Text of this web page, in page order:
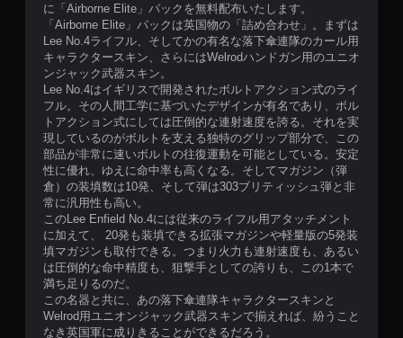
に「Airborne Elite」パックを無料配布いたします。
「Airborne Elite」パックは英国物の「詰め合わせ」。まずは
Lee No.4ライフル、そしてかの有名な落下傘連隊のカール用
キャラクタースキン、さらにはWelrodハンドガン用のユニオ
ンジャック武器スキン。
Lee No.4はイギリスで開発されたボルトアクション式のライ
フル。その人間工学に基づいたデザインが有名であり、ボル
トアクション式にしては圧倒的な連射速度を誇る。それを実
現しているのがボルトを支える独特のグリップ部分で、この
部品が非常に速いボルトの往復運動を可能としている。安定
性に優れ、ゆえに命中率も高くなる。そしてマガジン（弾
倉）の装填数は10発、そして弾は303ブリティッシュ弾と非
常に汎用性も高い。
このLee Enfield No.4には従来のライフル用アタッチメント
に加えて、 20発も装填できる拡張マガジンや軽量版の5発装
填マガジンも取付できる。つまり火力も連射速度も、あるい
は圧倒的な命中精度も、狙撃手としての誇りも、この1本で
満ち足りるのだ。
この名器と共に、あの落下傘連隊キャラクタースキンと
Welrod用ユニオンジャック武器スキンで揃えれば、紛うこと
なき英国軍に成りきることができるだろう。